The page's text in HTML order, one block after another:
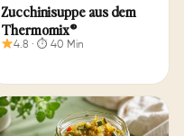
Zucchinisuppe aus dem
Thermomix®
4.8 · ⏱ 40 Min